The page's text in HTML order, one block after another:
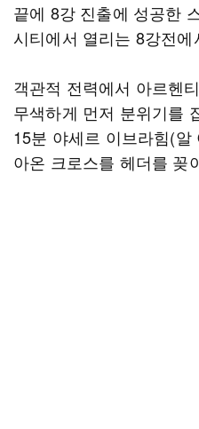
끝에 8강 진출에 성공한
시티에서 열리는 8강전
객관적 전력에서 아르헨
무색하게 먼저 분위기를
15분 야세르 이브라힘(
아온 크로스를 헤더를 꽂